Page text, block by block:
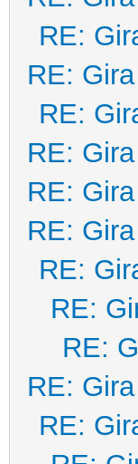
RE:
RE:
RE:
RE:
RE:
RE:
RE:
RE:
RE:
RE:
RE: